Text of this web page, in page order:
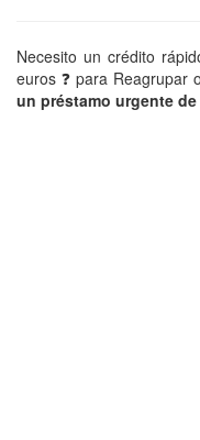
Necesito un crédito
euros ❓ para Reagrupar
un préstamo urgente de